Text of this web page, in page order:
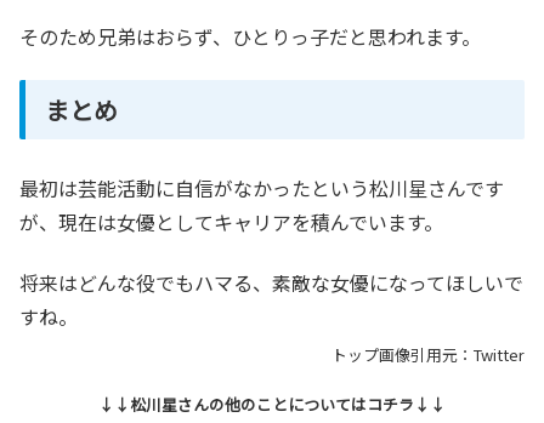
そのため兄弟はおらず、ひとりっ子だと思われます。
まとめ
最初は芸能活動に自信がなかったという松川星さんです
が、現在は女優としてキャリアを積んでいます。
将来はどんな役でもハマる、素敵な女優になってほしいで
すね。
トップ画像引用元：Twitter
↓↓松川星さんの他のことについてはコチラ↓↓